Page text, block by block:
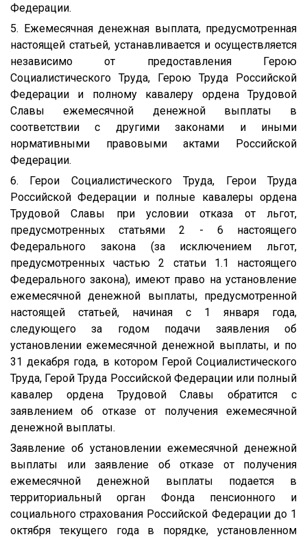
Федерации.
5. Ежемесячная денежная выплата, предусмотренная
настоящей статьей, устанавливается и осуществляется
независимо от предоставления Герою
Социалистического Труда, Герою Труда Российской
Федерации и полному кавалеру ордена Трудовой
Славы ежемесячной денежной выплаты в
соответствии с другими законами и иными
нормативными правовыми актами Российской
Федерации.
6. Герои Социалистического Труда, Герои Труда
Российской Федерации и полные кавалеры ордена
Трудовой Славы при условии отказа от льгот,
предусмотренных статьями 2 - 6 настоящего
Федерального закона (за исключением льгот,
предусмотренных частью 2 статьи 1.1 настоящего
Федерального закона), имеют право на установление
ежемесячной денежной выплаты, предусмотренной
настоящей статьей, начиная с 1 января года,
следующего за годом подачи заявления об
установлении ежемесячной денежной выплаты, и по
31 декабря года, в котором Герой Социалистического
Труда, Герой Труда Российской Федерации или полный
кавалер ордена Трудовой Славы обратится с
заявлением об отказе от получения ежемесячной
денежной выплаты.
Заявление об установлении ежемесячной денежной
выплаты или заявление об отказе от получения
ежемесячной денежной выплаты подается в
территориальный орган Фонда пенсионного и
социального страхования Российской Федерации до 1
октября текущего года в порядке, установленном